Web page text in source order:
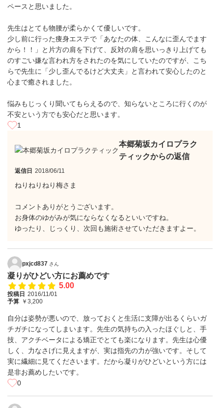
ペースと思いました。
先生はとても物腰が柔らかくて優しいです。
少し前に行った痩身エステで「あなたの体、こんなに歪んでます
から！！」と片方の肩を下げて、反対の肩を思いっきり上げても
のすごい嫌な言われ方をされたのを気にしていたのですが、こち
らで先生に「少し歪んでるけど大丈夫」と言われて安心したのと
心まで癒されました。
悩みもじっくり聞いてもらえるので、知らないところに行くのが
不安という方でも安心だと思います。
1
本郷菊坂カイロプラク
ティックからの返信
返信日 2018/06/11
ねりねりねり梅さま
コメントありがとうございます。
お身体のゆがみが気にならなくなるといいですね。
ゆったり、じっくり、次回も施術させていただきますよー。
pxjcd837 さん
凝りがひどい方にお薦めです
5.00
投稿日 2016/11/01
予算 ￥3,200
自分は姿勢が悪いので、放っておくと生活に支障が出るくらいガ
チガチになってしまいます。先生の気持ちの入ったほぐしと、手
技、アクチベータによる矯正でとても楽になります。先生は心優
しく、力なさげに見えますが、実は指先の力が強いです。そして
実に繊細に見てくださいます。だから凝りがひどいという方には
是非お薦めしたいです。
0